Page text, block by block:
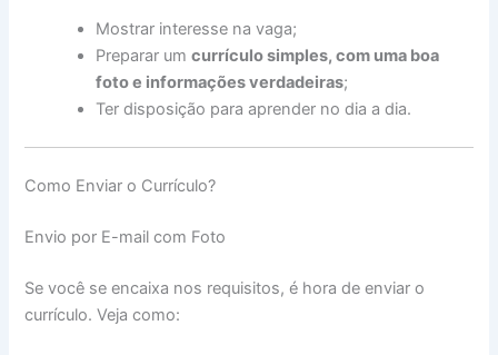
Mostrar interesse na vaga;
Preparar umcurrículo simples, com uma boa
foto e informações verdadeiras;
Ter disposição para aprender no dia a dia.
Como Enviar o Currículo?
Envio por E-mail com Foto
Se você se encaixa nos requisitos, é hora de enviar o
currículo. Veja como: